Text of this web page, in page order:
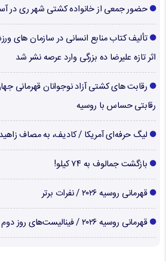
حضور جمعی از خانواده کشتی شهر ری در
تألیف کتاب منابع انسانی در سازمان
اثر تازه علیرضا ده بزرگی وارد عرصه نشر شد
رقابت های کشتی آزاد نوجوانان قهرمانی
رقابتی حساس با روسیه
لیگ حرفه‌ای آمریکا / کادیف، به مصاف
بازگشت جمالوف به ۷۴ کیلو!
قهرمانی روسیه ۲۰۲۶ / نفرات برتر
قهرمانی روسیه ۲۰۲۶ / فینالیست‌های روز دوم